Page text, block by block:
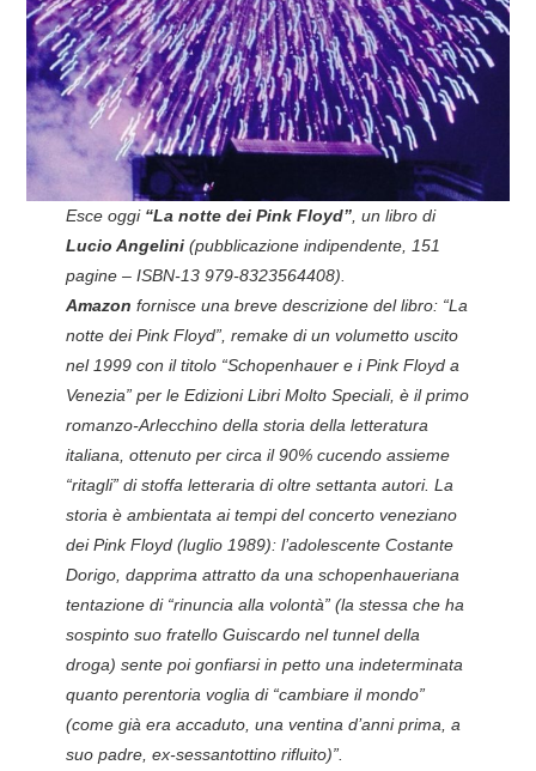
PINKFLOYDIANE
POLICY/COOKIES
Esce oggi “La notte dei Pink Floyd”, un libro di
Lucio Angelini(pubblicazione indipendente, 151
pagine – ISBN-13 979-8323564408).
Amazon fornisce una breve descrizione del libro: “La
notte dei Pink Floyd”, remake di un volumetto uscito
nel 1999 con il titolo “Schopenhauer e i Pink Floyd a
Venezia” per le Edizioni Libri Molto Speciali, è il primo
romanzo-Arlecchino della storia della letteratura
italiana, ottenuto per circa il 90% cucendo assieme
“ritagli” di stoffa letteraria di oltre settanta autori. La
storia è ambientata ai tempi del concerto veneziano
dei Pink Floyd (luglio 1989): l’adolescente Costante
Dorigo, dapprima attratto da una schopenhaueriana
tentazione di “rinuncia alla volontà” (la stessa che ha
sospinto suo fratello Guiscardo nel tunnel della
droga) sente poi gonfiarsi in petto una indeterminata
quanto perentoria voglia di “cambiare il mondo”
(come già era accaduto, una ventina d’anni prima, a
suo padre, ex-sessantottino rifluito)”.